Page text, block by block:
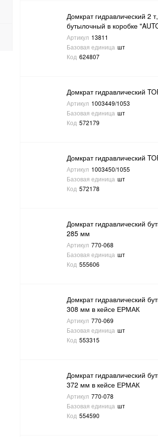
Домкрат гидравлический 2
бутылочный в коробке
Артикул 13811
Базовая единица шт
Код 624807
Домкрат гидравлический
Артикул 1003449/1053
Базовая единица шт
Код 572179
Домкрат гидравлический
Артикул 1003450/1055
Базовая единица шт
Код 572178
Домкрат гидравлический
285 мм
Артикул 770-068
Базовая единица шт
Код 555606
Домкрат гидравлический
308 мм в кейсе ЕРМАК
Артикул 770-069
Базовая единица шт
Код 553315
Домкрат гидравлический
372 мм в кейсе ЕРМАК
Артикул 770-078
Базовая единица шт
Код 554590